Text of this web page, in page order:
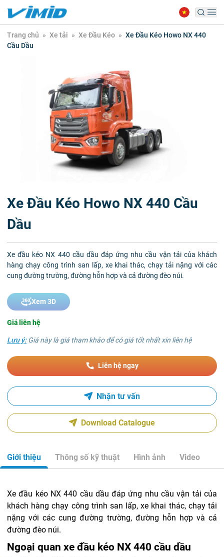
Trang chủ » Xe tải » Xe Đầu Kéo » Xe Đầu Kéo Howo NX 440
Cầu Dầu
Xe Đầu Kéo Howo NX 440 Cầu
Dầu
Xe đầu kéo NX 440 cầu dầu đáp ứng nhu cầu vận tải của khách
hàng chạy công trình san lấp, xe khai thác, chạy tải nặng với các
cung đường trường, đường hỗn hợp và cả đường đèo núi.
Xem 3D
Giá liên hệ
Lưu ý:Giá này là giá tham khảo để có giá tốt nhất xin liên hệ
Liên hệ ngay
Nhận tư vấn
Download Catalogue
Giới thiệu Thông số kỹ thuật Hình ảnh Video
Xe đầu kéo NX 440 cầu dầu đáp ứng nhu cầu vận tải của
khách hàng chạy công trình san lấp, xe khai thác, chạy tải
nặng với các cung đường trường, đường hỗn hợp và cả
đường đèo núi.
Ngoại quan xe đầu kéo NX 440 cầu dầu